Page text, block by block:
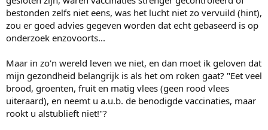
bestonden zelfs niet eens, was het lucht niet zo vervuild (hint),
zou er goed advies gegeven worden dat echt gebaseerd is op
onderzoek enzovoorts...
Maar in zo'n wereld leven we niet, en dan moet ik geloven dat
mijn gezondheid belangrijk is als het om roken gaat? "Eet veel
brood, groenten, fruit en matig vlees (geen rood vlees
uiteraard), en neemt u a.u.b. de benodigde vaccinaties, maar
rookt u alstublieft niet!"?